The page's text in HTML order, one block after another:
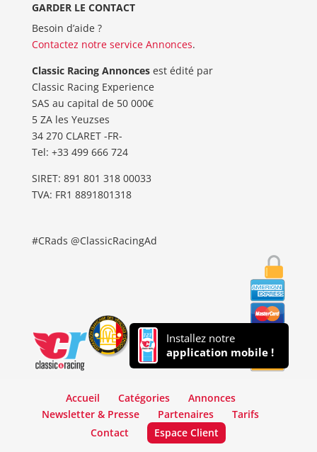
GARDER LE CONTACT
Besoin d’aide ?
Contactez notre service Annonces.
Classic Racing Annoncesest édité par
Classic Racing Experience
SAS au capital de 50 000€
5 ZA les Yeuzses
34 270 CLARET -FR-
Tel: ‭+33 499 666 724‬
SIRET: 891 801 318 00033
TVA: FR1 8891801318
#CRads @ClassicRacingAd
Installez notre
application mobile !
Accueil Catégories
Annonces
Newsletter & Presse
Partenaires
Tarifs
Contact
Espace Client